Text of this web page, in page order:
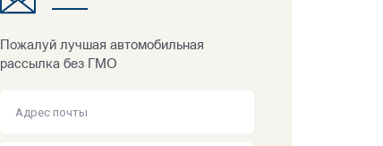
Пожалуй лучшая автомобильная
рассылка без ГМО